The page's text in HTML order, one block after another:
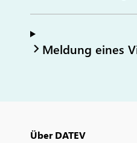
Meldung eines
Über DATEV